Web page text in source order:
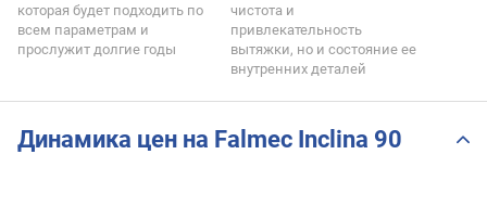
которая будет подходить по
всем параметрам и
прослужит долгие годы
чистота и
привлекательность
вытяжки, но и состояние ее
внутренних деталей
Динамика цен на Falmec Inclina 90